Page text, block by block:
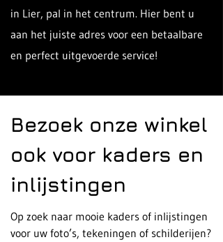
in Lier, pal in het centrum. Hier bent u
aan het juiste adres voor een betaalbare
en perfect uitgevoerde service!
Bezoek onze winkel
ook voor kaders en
inlijstingen
Op zoek naar mooie kaders of inlijstingen
voor uw foto’s, tekeningen of schilderijen?